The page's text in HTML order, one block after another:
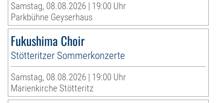
Samstag, 08.08.2026 | 19:00 Uhr
Parkbühne Geyserhaus
Fukushima Choir
Stötteritzer Sommerkonzerte
Samstag, 08.08.2026 | 19:00 Uhr
Marienkirche Stötteritz